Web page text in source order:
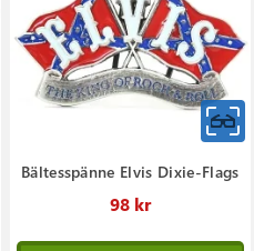
Bältesspänne Elvis Dixie-Flags
98 kr